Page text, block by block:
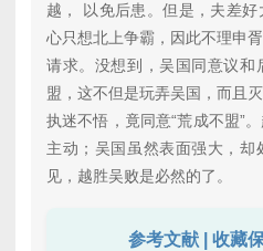
越， 以免后患。但是，夫差
心只想北上争霸，因此不理申
请求。没想到，吴国同意议和
盟，这不但是玩弄吴国，而且
执迷不悟，竟同意“荒成不盟”
主动；吴国虽然表面强大，却
见，越胜吴败是必然的了。
参考文献 | 收藏